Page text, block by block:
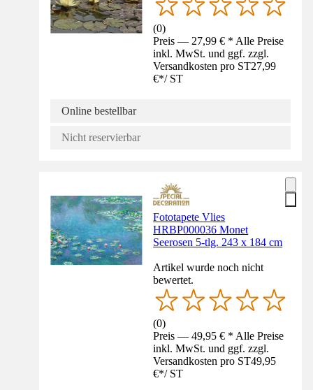
(0)
Preis — 27,99 € * Alle Preise
inkl. MwSt. und ggf. zzgl.
Versandkosten pro ST27,99
€*/ ST
Online bestellbar
Nicht reservierbar
Fototapete Vlies
HRBP000036 Monet
Seerosen 5-tlg. 243 x 184 cm
Artikel wurde noch nicht
bewertet.
(0)
Preis — 49,95 € * Alle Preise
inkl. MwSt. und ggf. zzgl.
Versandkosten pro ST49,95
€*/ ST